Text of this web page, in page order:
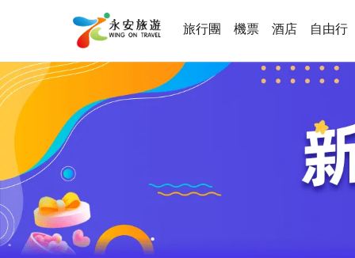
旅行團 機票 酒店 自由行